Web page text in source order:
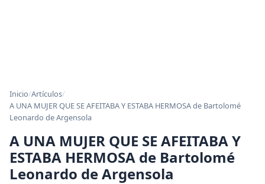
Inicio/Artículos/
A UNA MUJER QUE SE AFEITABA Y ESTABA HERMOSA de Bartolomé
Leonardo de Argensola
A UNA MUJER QUE SE AFEITABA Y
ESTABA HERMOSA de Bartolomé
Leonardo de Argensola